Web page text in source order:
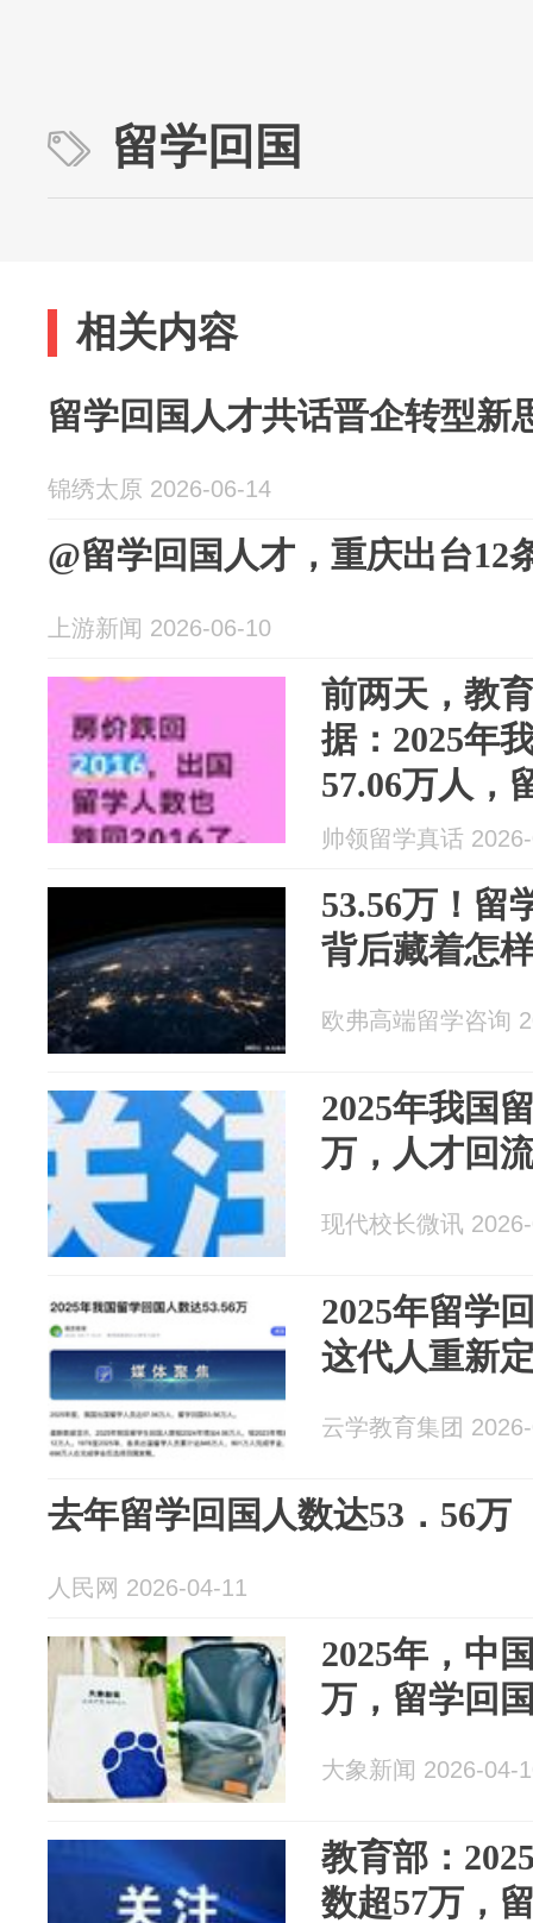
留学回国
相关内容
留学回国人才共话晋企转型新
锦绣太原 2026-06-14
@留学回国人才，重庆出台12
上游新闻 2026-06-10
前两天，教
据：2025年
57.06万人，
人
帅领留学真话
53.56万！留
背后藏着怎
欧弗高端留学咨询
2025年我国
万，人才回
现代校长微讯
2025年留学
这代人重新
云学教育集团
去年留学回国人数达53．56万
人民网 2026-04-11
2025年，中
万，留学回
大象新闻 2026-04-
教育部：
数超57万，